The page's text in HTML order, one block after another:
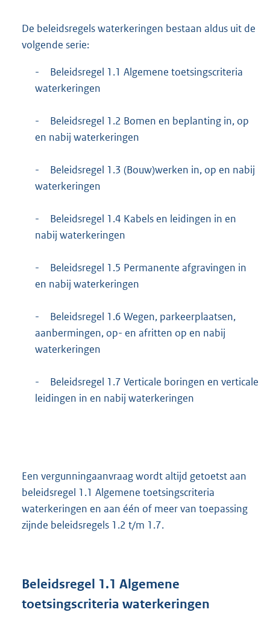
De beleidsregels waterkeringen bestaan aldus uit de
volgende serie:
-
Beleidsregel 1.1 Algemene toetsingscriteria
waterkeringen
-
Beleidsregel 1.2 Bomen en beplanting in, op
en nabij waterkeringen
-
Beleidsregel 1.3 (Bouw)werken in, op en nabij
waterkeringen
-
Beleidsregel 1.4 Kabels en leidingen in en
nabij waterkeringen
-
Beleidsregel 1.5 Permanente afgravingen in
en nabij waterkeringen
-
Beleidsregel 1.6 Wegen, parkeerplaatsen,
aanbermingen, op- en afritten op en nabij
waterkeringen
-
Beleidsregel 1.7 Verticale boringen en verticale
leidingen in en nabij waterkeringen
Een vergunningaanvraag wordt altijd getoetst aan
beleidsregel 1.1 Algemene toetsingscriteria
waterkeringen en aan één of meer van toepassing
zijnde beleidsregels 1.2 t/m 1.7.
Beleidsregel 1.1 Algemene
toetsingscriteria waterkeringen